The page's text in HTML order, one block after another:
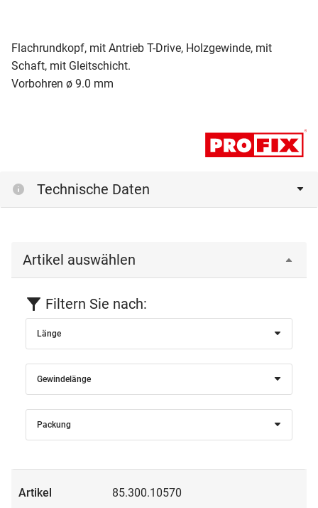
Flachrundkopf, mit Antrieb T-Drive, Holzgewinde, mit
Schaft, mit Gleitschicht.
Vorbohren ø 9.0 mm
Technische Daten
Artikel auswählen
Filtern Sie nach:
Länge
Gewindelänge
Packung
85.300.10570